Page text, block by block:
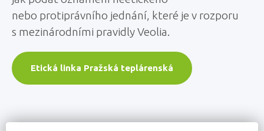
nebo protiprávního jednání, které je v rozporu
s mezinárodními pravidly Veolia.
Etická linka Pražská teplárenská